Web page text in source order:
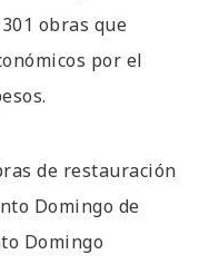
obras que
por el
de restauración
Domingo de
Domingo